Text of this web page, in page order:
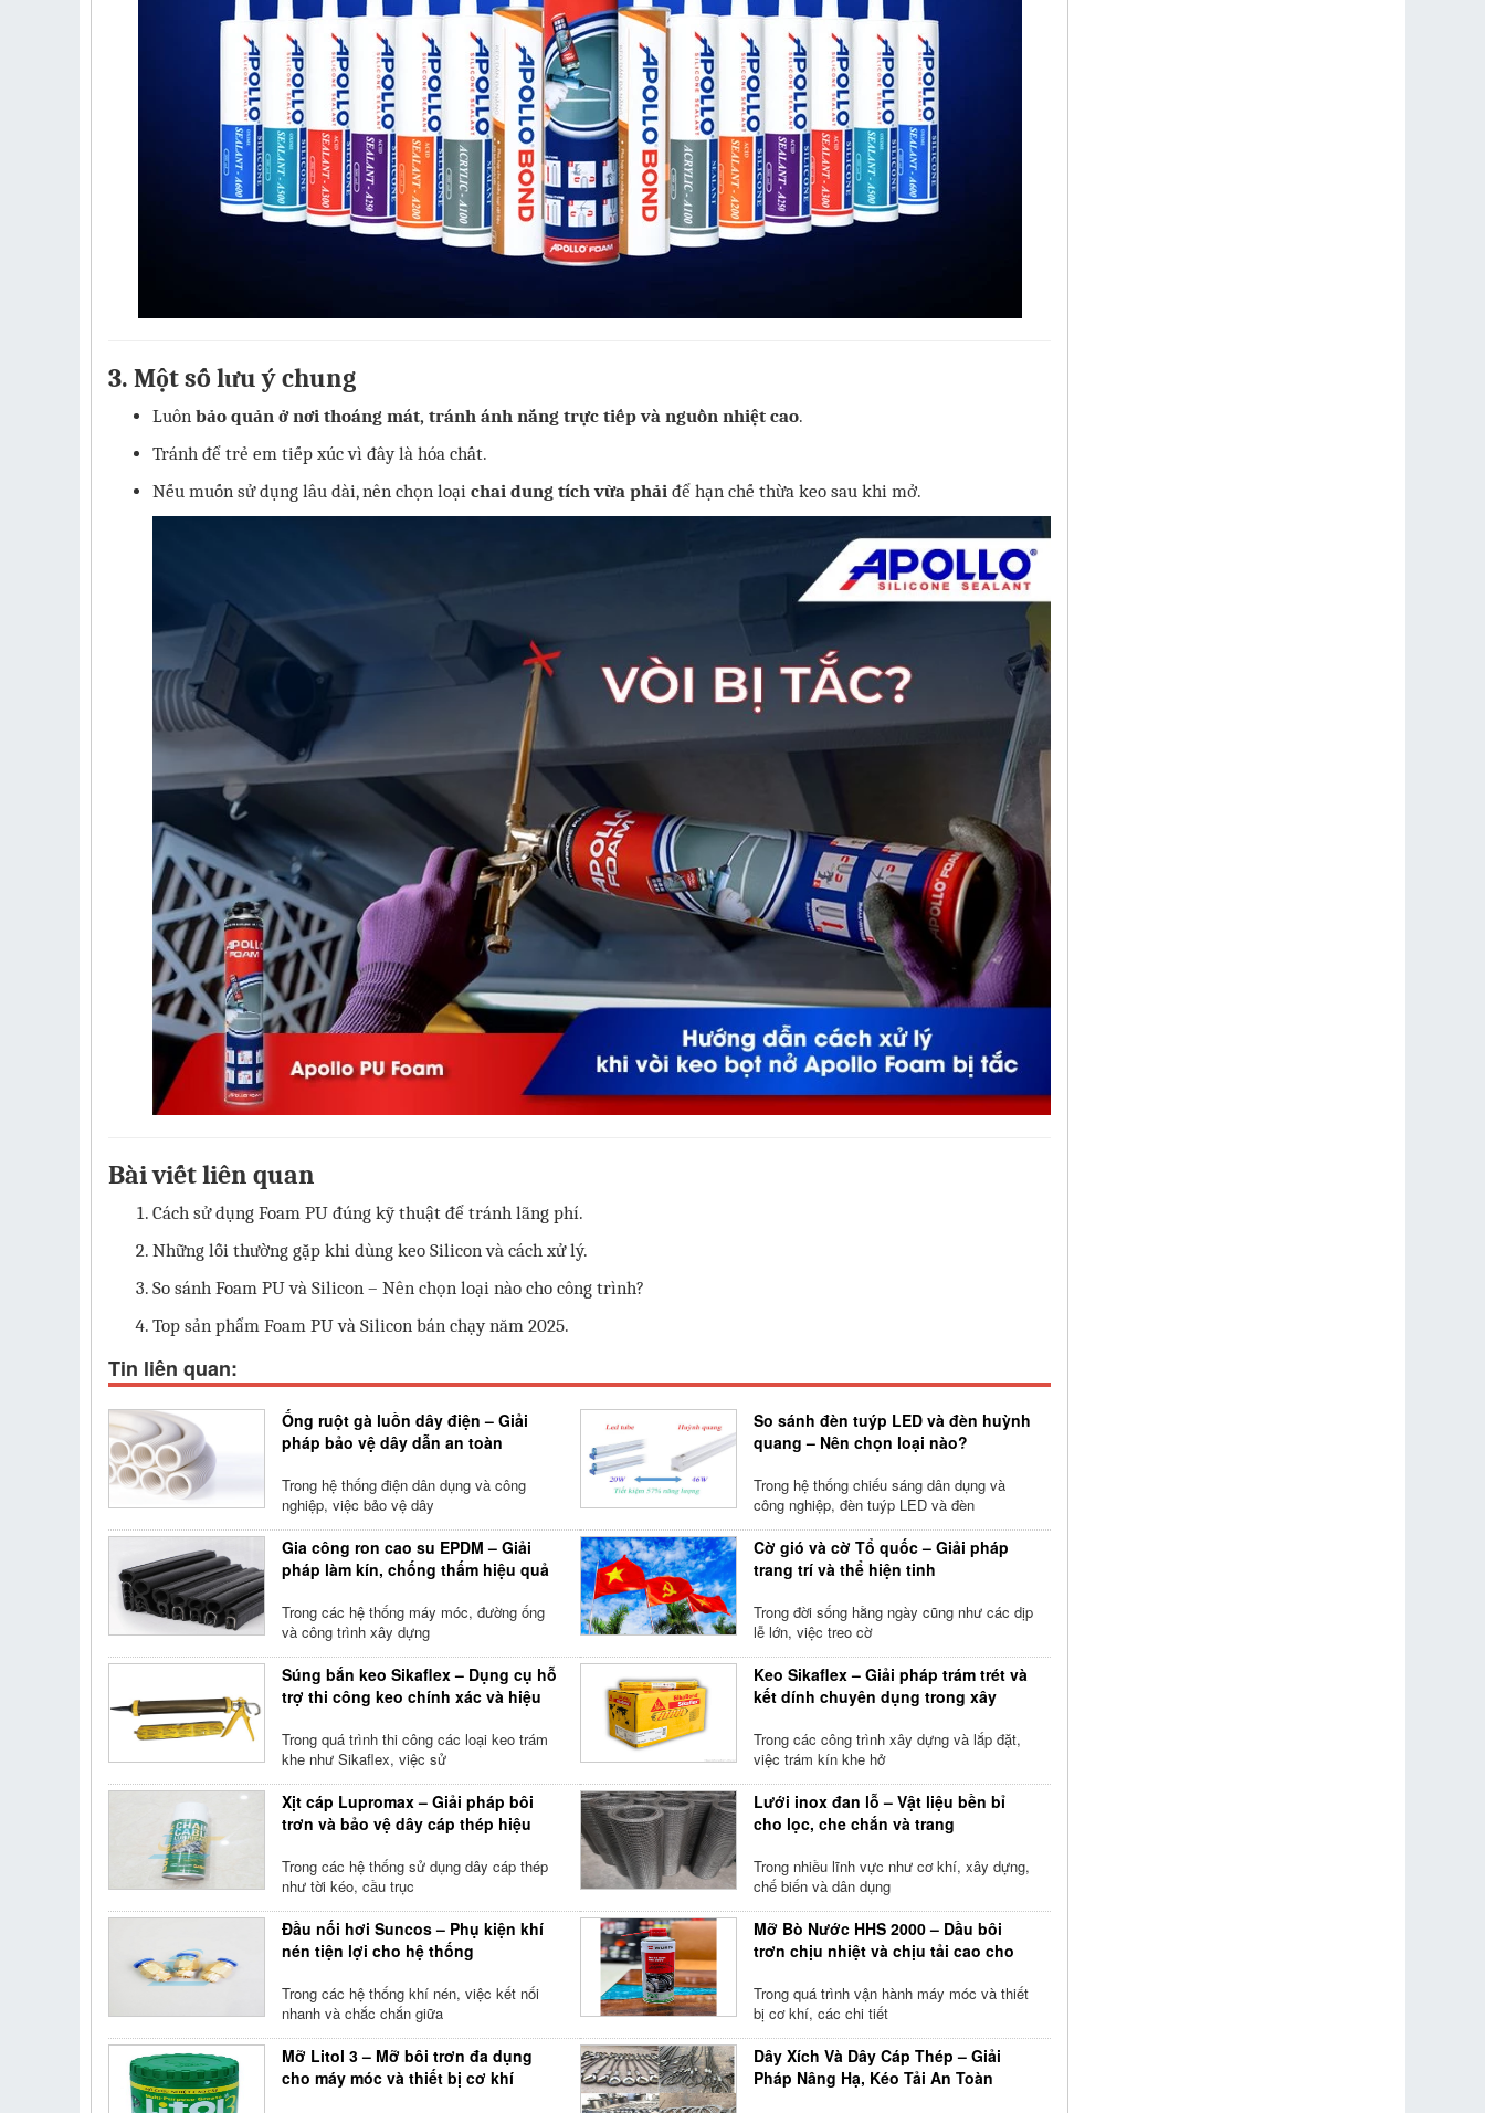
3. Một số lưu ý chung
Luôn bảo quản ở nơi thoáng mát, tránh ánh nắng trực tiếp và nguồn nhiệt cao.
Tránh để trẻ em tiếp xúc vì đây là hóa chất.
Nếu muốn sử dụng lâu dài, nên chọn loại chai dung tích vừa phải để hạn chế thừa keo sau khi mở.
Bài viết liên quan
Cách sử dụng Foam PU đúng kỹ thuật để tránh lãng phí.
Những lỗi thường gặp khi dùng keo Silicon và cách xử lý.
So sánh Foam PU và Silicon – Nên chọn loại nào cho công trình?
Top sản phẩm Foam PU và Silicon bán chạy năm 2025.
Tin liên quan:
Ống ruột gà luồn dây điện – Giải
pháp bảo vệ dây dẫn an toàn
Trong hệ thống điện dân dụng và công
nghiệp, việc bảo vệ dây
So sánh đèn tuýp LED và đèn huỳnh
quang – Nên chọn loại nào?
Trong hệ thống chiếu sáng dân dụng và
công nghiệp, đèn tuýp LED và đèn
Gia công ron cao su EPDM – Giải
pháp làm kín, chống thấm hiệu quả
Trong các hệ thống máy móc, đường ống
và công trình xây dựng
Cờ gió và cờ Tổ quốc – Giải pháp
trang trí và thể hiện tinh
Trong đời sống hằng ngày cũng như các dịp
lễ lớn, việc treo cờ
Súng bắn keo Sikaflex – Dụng cụ hỗ
trợ thi công keo chính xác và hiệu
Trong quá trình thi công các loại keo trám
khe như Sikaflex, việc sử
Keo Sikaflex – Giải pháp trám trét và
kết dính chuyên dụng trong xây
Trong các công trình xây dựng và lắp đặt,
việc trám kín khe hở
Xịt cáp Lupromax – Giải pháp bôi
trơn và bảo vệ dây cáp thép hiệu
Trong các hệ thống sử dụng dây cáp thép
như tời kéo, cầu trục
Lưới inox đan lỗ – Vật liệu bền bỉ
cho lọc, che chắn và trang
Trong nhiều lĩnh vực như cơ khí, xây dựng,
chế biến và dân dụng
Đầu nối hơi Suncos – Phụ kiện khí
nén tiện lợi cho hệ thống
Trong các hệ thống khí nén, việc kết nối
nhanh và chắc chắn giữa
Mỡ Bò Nước HHS 2000 – Dầu bôi
trơn chịu nhiệt và chịu tải cao cho
Trong quá trình vận hành máy móc và thiết
bị cơ khí, các chi tiết
Mỡ Litol 3 – Mỡ bôi trơn đa dụng
cho máy móc và thiết bị cơ khí
Dây Xích Và Dây Cáp Thép – Giải
Pháp Nâng Hạ, Kéo Tải An Toàn